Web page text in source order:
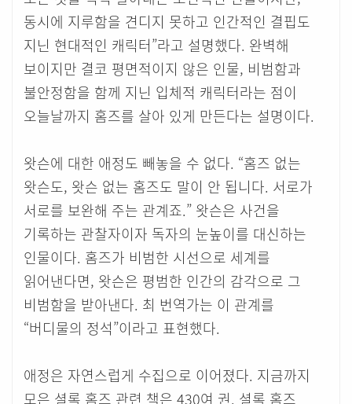
동시에 지루함을 견디지 못하고 인간적인 결핍도
지닌 현대적인 캐릭터”라고 설명했다. 완벽해
보이지만 결코 평면적이지 않은 인물, 비범함과
불안정함을 함께 지닌 입체적 캐릭터라는 점이
오늘날까지 홈즈를 살아 있게 만든다는 설명이다.
왓슨에 대한 애정도 빼놓을 수 없다. “홈즈 없는
왓슨도, 왓슨 없는 홈즈도 말이 안 됩니다. 서로가
서로를 보완해 주는 관계죠.” 왓슨은 사건을
기록하는 관찰자이자 독자의 눈높이를 대신하는
인물이다. 홈즈가 비범한 시선으로 세계를
읽어낸다면, 왓슨은 평범한 인간의 감각으로 그
비범함을 받아낸다. 최 번역가는 이 관계를
“버디물의 정석”이라고 표현했다.
애정은 자연스럽게 수집으로 이어졌다. 지금까지
모은 셜록 홈즈 관련 책은 430여 권. 셜록 홈즈